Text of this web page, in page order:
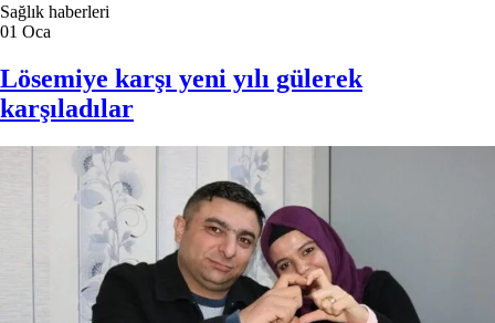
Sağlık haberleri
01 Oca
Lösemiye karşı yeni yılı gülerek
karşıladılar